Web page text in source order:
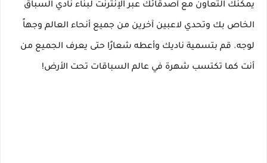
يمكنك التعاون مع أصدقائك عبر الإنترنت لبناء نادي السباق
الخاص بك وتحدي لاعبين آخرين من جميع أنحاء العالم وجهاً
لوجه. قم بتسمية ناديك وأعطه شعارًا حتى يعرف الجميع من
أنت كما تكتسب شهرة في عالم السباقات تحت الأرض!